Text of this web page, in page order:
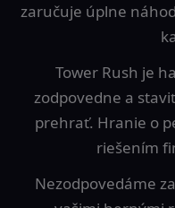
zaručuje úplne
Tower Rush je
zodpovedne a
prehrať. Hranie o
riešením
Nezodpovedáme